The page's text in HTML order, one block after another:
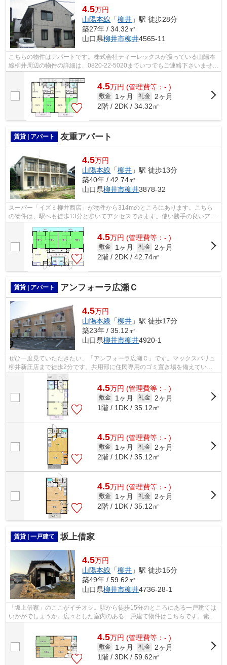
4.5万円
山陽本線 「柳井 」駅 徒歩28分
築27年 / 34.32㎡
山口県柳井市柳井4565-11
こちらの物件はアパートです。株式会社ティーレックスが扱っている山陽本
線柳井周辺の物件の詳細は、0820-22-5020までいつでもご連絡下さいませ。
4.5万円 (管理費等：- )
敷金 1ヶ月 礼金
2ヶ月
2階 / 2DK / 34.32㎡
賃貸 | アパート 友重アパート
4.5万円
山陽本線 「柳井 」駅 徒歩13分
築40年 / 42.74㎡
山口県柳井市柳井3878-32
スーパー「イズミ柳井西店」が物件から314mのところにあります。こちら
の物件は、駅へも徒歩13分と歩いてアクセスできます。使い勝手の良いアパ
4.5万円 (管理費等：- )
敷金 1ヶ月 礼金
2ヶ月
2階 / 2DK / 42.74㎡
賃貸 | アパート アンフォーラ広瀬Ｃ
4.5万円
山陽本線 「柳井 」駅 徒歩17分
築23年 / 35.12㎡
山口県柳井市柳井4920-1
ぜひ一度見ていただきたい、「アンフォーラ広瀬Ｃ」です。マックスバリュ
柳井新庄店まで徒歩2分です。共用部に住民専用のゴミ置き場を備えている
ので、面倒なゴミ出しも楽になります...
4.5万円 (管理費等：- )
敷金 1ヶ月 礼金
2ヶ月
1階 / 1DK / 35.12㎡
4.5万円 (管理費等：- )
敷金 1ヶ月 礼金
2ヶ月
2階 / 1DK / 35.12㎡
4.5万円 (管理費等：- )
敷金 1ヶ月 礼金
2ヶ月
2階 / 1DK / 35.12㎡
賃貸 | 一戸建て 坂上借家
4.5万円
山陽本線 「柳井 」駅 徒歩15分
築49年 / 59.62㎡
山口県柳井市柳井4736-28-1
「坂上借家」のここがイチオシ。駅から徒歩15分のところにある一戸建ては
いかがでしょうか。広々とした室内のある一戸建て物件はこちらです。素敵
4.5万円 (管理費等：- )
敷金 1ヶ月 礼金
2ヶ月
1階 / 3DK / 59.62㎡